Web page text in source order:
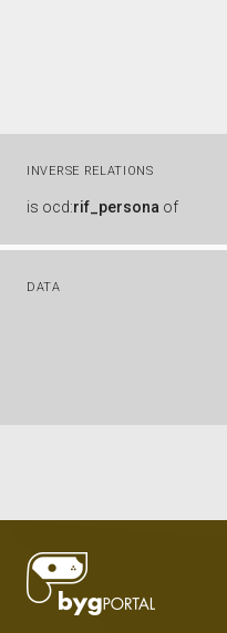
INVERSE RELATIONS
is ocd:rif_persona of
DATA